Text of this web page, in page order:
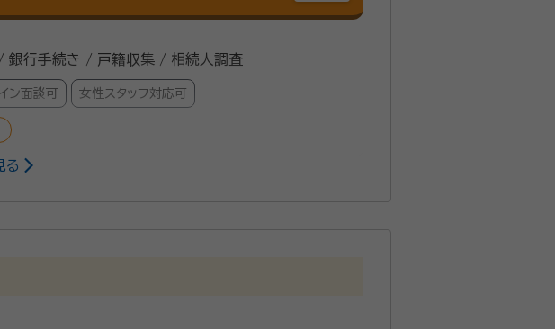
行手続き / 戸籍収集 / 相続人調査
ン面談可 女性スタッフ対応可
る